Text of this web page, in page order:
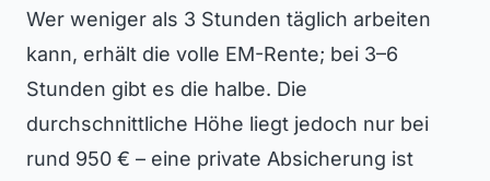
Wer weniger als 3 Stunden täglich arbeiten
kann, erhält die volle EM-Rente; bei 3–6
Stunden gibt es die halbe. Die
durchschnittliche Höhe liegt jedoch nur bei
rund 950 € – eine private Absicherung ist